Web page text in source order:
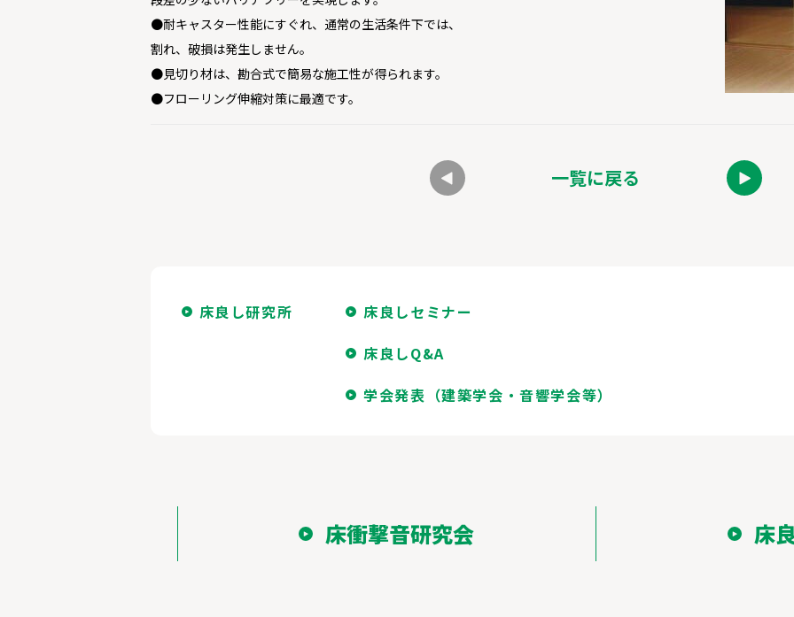
●耐キャスター性能にすぐれ、通常の生活条件下では、
割れ、破損は発生しません。
●見切り材は、勘合式で簡易な施工性が得られます。
●フローリング伸縮対策に最適です。
一覧に戻る
床良し研究所
床良しセミナー
床良しQ&A
学会発表（建築学会・音響学会等）
床衝撃音研究会 床